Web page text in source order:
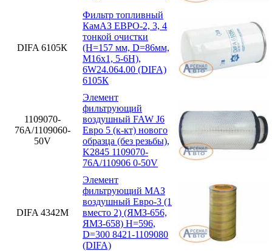
DIFA 6105К
Фильтр топливный
КамАЗ ЕВРО-2, 3, 4
тонкой очистки
(H=157 мм, D=86мм,
M16x1, 5-6H),
6W24.064.00 (DIFA)
6105К
1109070-
76А/1109060-
50V
Элемент
фильтрующий
воздушный FAW J6
Евро 5 (к-кт) нового
образца (без резьбы),
K2845 1109070-
76А/110906 0-50V
DIFA 4342М
Элемент
фильтрующий МАЗ
воздушный Евро-3 (1
вместо 2) (ЯМЗ-656,
ЯМЗ-658) H=596,
D=300 8421-1109080
(DIFA)